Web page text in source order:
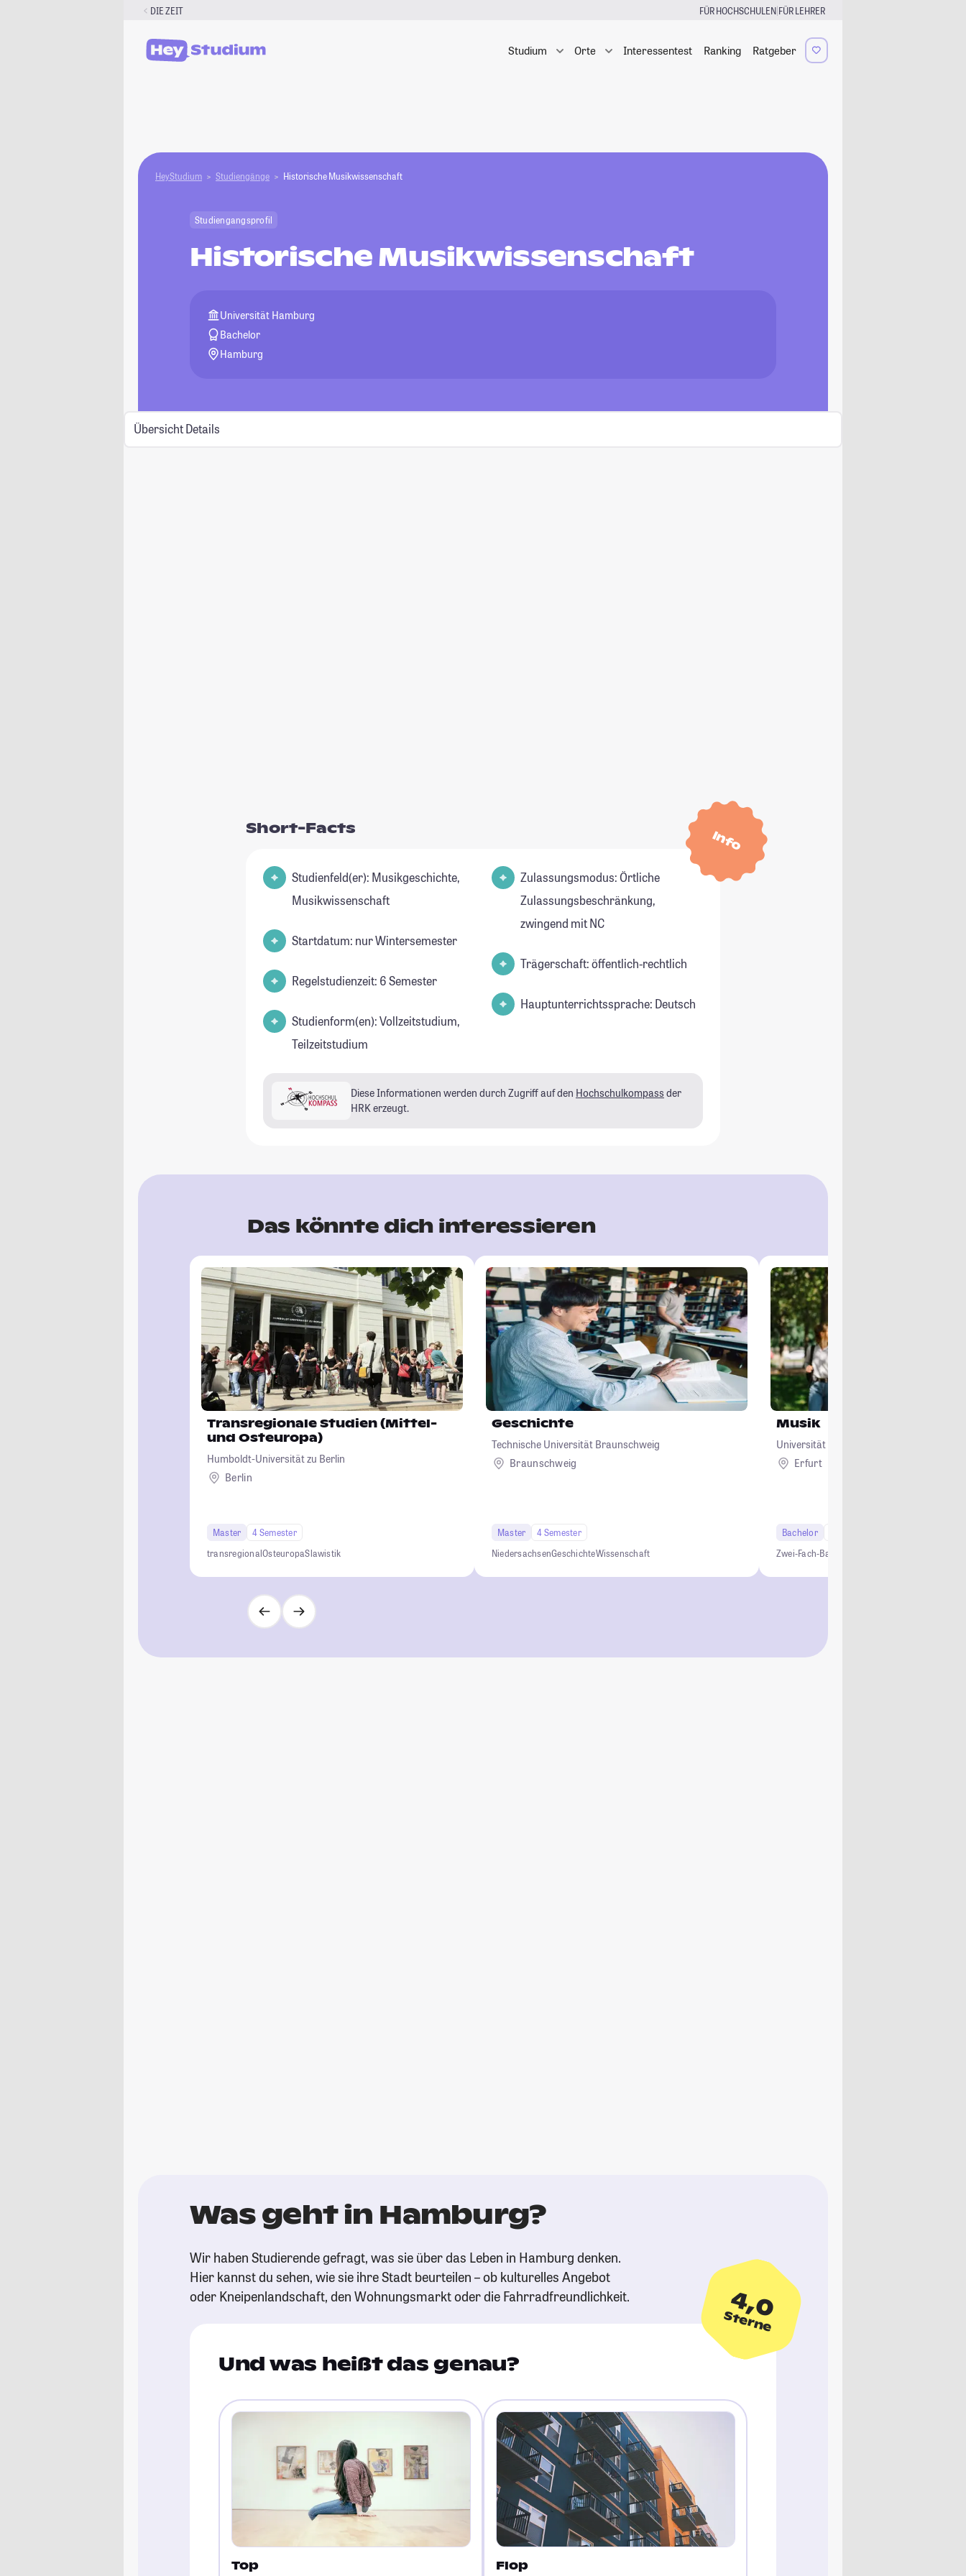
DIE ZEIT FÜR HOCHSCHULEN|FÜR LEHRER
Studium Orte Interessentest Ranking Ratgeber
HeyStudium Studiengänge Historische Musikwissenschaft
Studiengangsprofil
Historische Musikwissenschaft
Universität Hamburg
Bachelor
Hamburg
Übersicht Details
Info
Short-Facts
Studienfeld(er): Musikgeschichte,
Musikwissenschaft
Startdatum: nur Wintersemester
Regelstudienzeit: 6 Semester
Studienform(en): Vollzeitstudium,
Teilzeitstudium
Zulassungsmodus: Örtliche
Zulassungsbeschränkung,
zwingend mit NC
Trägerschaft: öffentlich-rechtlich
Hauptunterrichtssprache: Deutsch
Diese Informationen werden durch Zugriff auf den Hochschulkompass der
HRK erzeugt.
Das könnte dich interessieren
Transregionale Studien (Mittel-
und Osteuropa)
Humboldt-Universität zu Berlin
Berlin
Master
4 Semester
transregionalOsteuropaSlawistik
Geschichte
Technische Universität Braunschweig
Braunschweig
Master
4 Semester
NiedersachsenGeschichteWissenschaft
Musik
Universität Erfurt
Erfurt
Bachelor
Zwei-Fach-Bachelor
Was geht in Hamburg?
Wir haben Studierende gefragt, was sie über das Leben in Hamburg denken.
Hier kannst du sehen, wie sie ihre Stadt beurteilen – ob kulturelles Angebot
oder Kneipenlandschaft, den Wohnungsmarkt oder die Fahrradfreundlichkeit.
4,0
Sterne
Und was heißt das genau?
Top Flop